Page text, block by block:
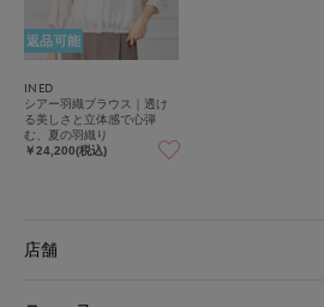
返品可能
INED
シアー羽織ブラウス｜透け
る美しさと立体感で心弾
む、夏の羽織り
￥24,200(税込)
店舗